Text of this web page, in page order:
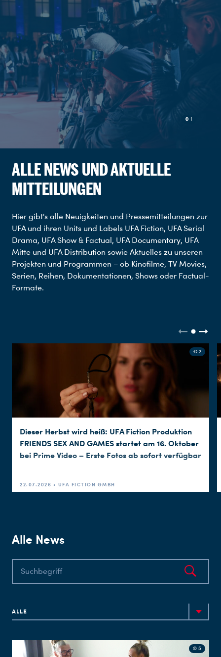
© 1
ALLE NEWS UND AKTUELLE
MITTEILUNGEN
Hier gibt's alle Neuigkeiten und Pressemitteilungen zur
UFA und ihren Units und Labels UFA Fiction, UFA Serial
Drama, UFA Show & Factual, UFA Documentary, UFA
Mitte und UFA Distribution sowie Aktuelles zu unseren
Projekten und Programmen – ob Kinofilme, TV Movies,
Serien, Reihen, Dokumentationen, Shows oder Factual-
Formate.
© 2
Dieser Herbst wird heiß: UFA Fiction Produktion
FRIENDS SEX AND GAMES startet am 16. Oktober
bei Prime Video – Erste Fotos ab sofort verfügbar
22.07.2026 • UFA FICTION GMBH
Alle News
ALLE
© 5